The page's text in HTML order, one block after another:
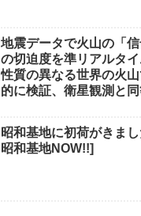
地震データで火山の「
の切迫度を準リアルタ
性質の異なる世界の火
的に検証、衛星観測と
昭和基地に初荷がきま
昭和基地NOW!!]